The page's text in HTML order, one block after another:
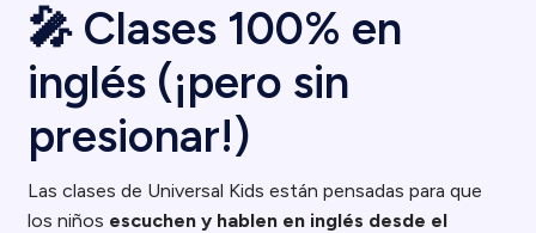
🎤 Clases 100% en
inglés (¡pero sin
presionar!)
Las clases de Universal Kids están pensadas para que
los niños escuchen y hablen en inglés desde el